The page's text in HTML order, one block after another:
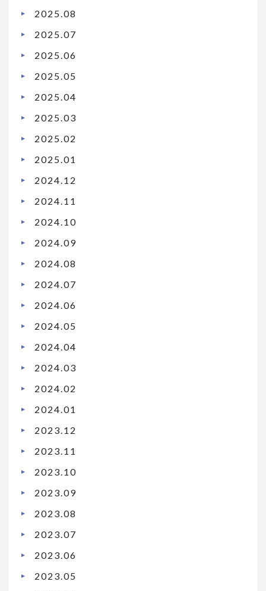
2025.08
2025.07
2025.06
2025.05
2025.04
2025.03
2025.02
2025.01
2024.12
2024.11
2024.10
2024.09
2024.08
2024.07
2024.06
2024.05
2024.04
2024.03
2024.02
2024.01
2023.12
2023.11
2023.10
2023.09
2023.08
2023.07
2023.06
2023.05